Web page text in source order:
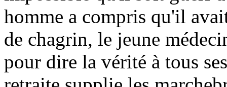
homme a compris qu'il
de chagrin, le jeune
pour dire la vérité à tous